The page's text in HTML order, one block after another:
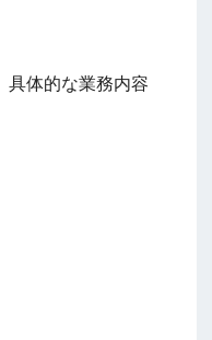
具体的な業務内容